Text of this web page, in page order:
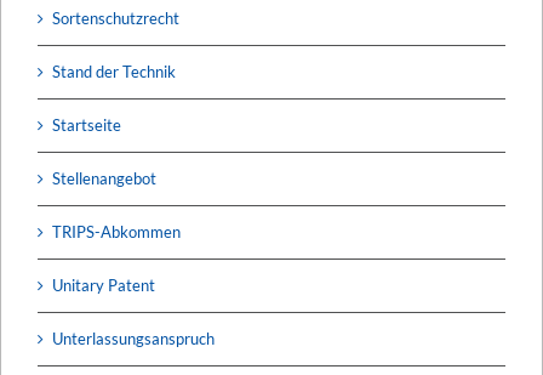
Sortenschutzrecht
Stand der Technik
Startseite
Stellenangebot
TRIPS-Abkommen
Unitary Patent
Unterlassungsanspruch